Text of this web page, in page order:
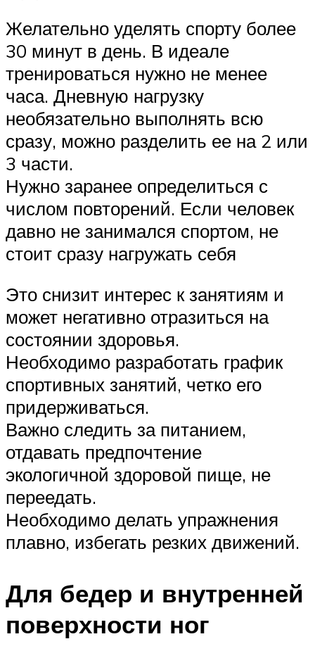
Желательно уделять спорту более
30 минут в день. В идеале
тренироваться нужно не менее
часа. Дневную нагрузку
необязательно выполнять всю
сразу, можно разделить ее на 2 или
3 части.
Нужно заранее определиться с
числом повторений. Если человек
давно не занимался спортом, не
стоит сразу нагружать себя
Это снизит интерес к занятиям и
может негативно отразиться на
состоянии здоровья.
Необходимо разработать график
спортивных занятий, четко его
придерживаться.
Важно следить за питанием,
отдавать предпочтение
экологичной здоровой пище, не
переедать.
Необходимо делать упражнения
плавно, избегать резких движений.
Для бедер и внутренней
поверхности ног